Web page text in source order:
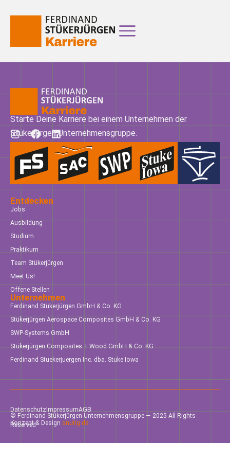
Starte Deine Karriere bei einem Unternehmen der
Stükerjürgen Unternehmensgruppe.
Entdecken
Jobs
Ausbildung
Studium
Praktikum
Team Stükerjürgen
Meet Us!
Offene Stellen
Unternehmen
Ferdinand Stükerjürgen GmbH & Co. KG
Stükerjürgen Aerospace Composites GmbH & Co. KG
SWP-Systems GmbH
Stükerjürgen Composites + Wood GmbH & Co. KG
Ferdinand Stuekerjuergen Inc. dba. Stuke Iowa
DatenschutzImpressumAGB
© Ferdinand Stükerjürgen Unternehmensgruppe — 2025 All Rights
Reserved
Konzept & Design snutig.de